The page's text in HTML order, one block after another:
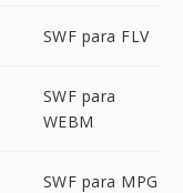
SWF para FLV
SWF para
WEBM
SWF para MPG